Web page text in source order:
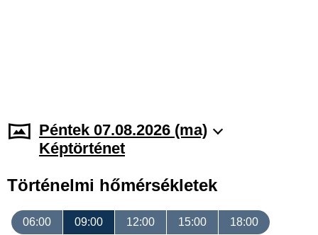
Péntek 07.08.2026 (ma)
Képtörténet
Történelmi hőmérsékletek
06:00 09:00 12:00 15:00 18:00